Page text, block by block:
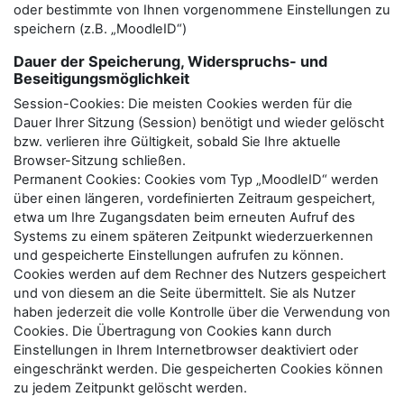
oder bestimmte von Ihnen vorgenommene Einstellungen zu
speichern (z.B. „MoodleID“)
Dauer der Speicherung, Widerspruchs- und
Beseitigungsmöglichkeit
Session-Cookies: Die meisten Cookies werden für die
Dauer Ihrer Sitzung (Session) benötigt und wieder gelöscht
bzw. verlieren ihre Gültigkeit, sobald Sie Ihre aktuelle
Browser-Sitzung schließen.
Permanent Cookies: Cookies vom Typ „MoodleID“ werden
über einen längeren, vordefinierten Zeitraum gespeichert,
etwa um Ihre Zugangsdaten beim erneuten Aufruf des
Systems zu einem späteren Zeitpunkt wiederzuerkennen
und gespeicherte Einstellungen aufrufen zu können.
Cookies werden auf dem Rechner des Nutzers gespeichert
und von diesem an die Seite übermittelt. Sie als Nutzer
haben jederzeit die volle Kontrolle über die Verwendung von
Cookies. Die Übertragung von Cookies kann durch
Einstellungen in Ihrem Internetbrowser deaktiviert oder
eingeschränkt werden. Die gespeicherten Cookies können
zu jedem Zeitpunkt gelöscht werden.